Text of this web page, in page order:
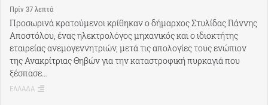
Πρίν 37 λεπτά
Προσωρινά κρατούμενοι κρίθηκαν ο δήμαρχος Στυλίδας Γιάννης
Αποστόλου, ένας ηλεκτρολόγος μηχανικός και ο ιδιοκτήτης
εταιρείας ανεμογεννητριών, μετά τις απολογίες τους ενώπιον
της Ανακρίτριας Θηβών για την καταστροφική πυρκαγιά που
ξέσπασε…
ΕΛΛΑΔΑ